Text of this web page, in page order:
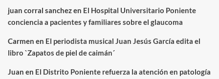
juan corral sanchezen El Hospital Universitario Poniente
conciencia a pacientes y familiares sobre el glaucoma
Carmen en El periodista musical Juan Jesús García edita el
libro `Zapatos de piel de caimán´
Juan en El Distrito Poniente refuerza la atención en patología